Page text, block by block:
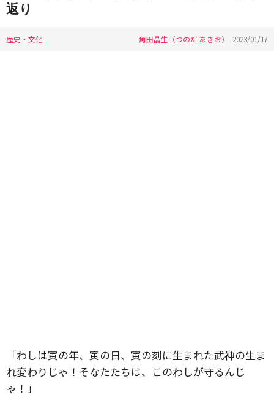
返り
歴史・文化 角田晶生（つのだ あきお） 2023/01/17
「わしは寅の年、寅の日、寅の刻に生まれた武神の生ま
れ変わりじゃ！そなたたちは、このわしが守るんじ
ゃ！」